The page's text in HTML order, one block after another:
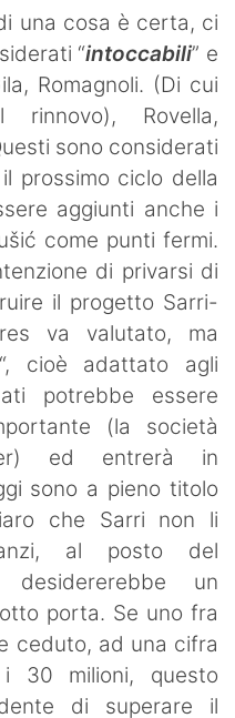
una cosa è certa, ci
“intoccabili” e
Romagnoli. (Di cui
Rovella,
sono considerati
prossimo ciclo della
aggiunti anche i
come punti fermi.
di privarsi di
il progetto Sarri-
va valutato, ma
cioè adattato agli
potrebbe essere
(la società
ed entrerà in
sono a pieno titolo
che Sarri non li
al posto del
desidererebbe un
porta. Se uno fra
ceduto, ad una cifra
milioni, questo
di superare il